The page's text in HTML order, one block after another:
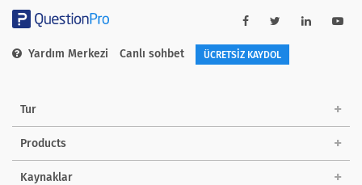
Yardım Merkezi Canlı sohbet ÜCRETSİZ KAYDOL
Tur
Products
Kaynaklar